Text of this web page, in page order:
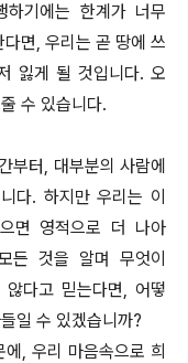
기에는 한계가 너무
면, 우리는 곧 땅에 쓰
잃게 될 것입니다. 오
수 있습니다.
부터, 대부분의 사람에
다. 하지만 우리는 이
면 영적으로 더 나아
든 것을 알며 무엇이
다고 믿는다면, 어떻
일 수 있겠습니까?
, 우리 마음속으로 희